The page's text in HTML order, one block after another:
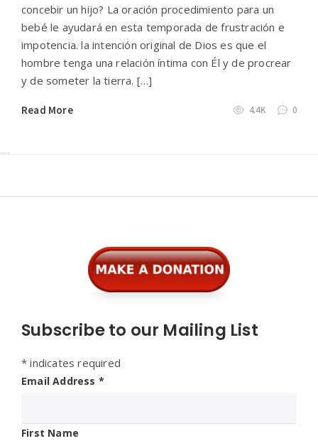
concebir un hijo? La oración procedimiento para un
bebé le ayudará en esta temporada de frustración e
impotencia. la intención original de Dios es que el
hombre tenga una relación íntima con Él y de procrear
y de someter la tierra. […]
Read More 4.4K 0
Subscribe to our Mailing List
* indicates required
Email Address *
First Name